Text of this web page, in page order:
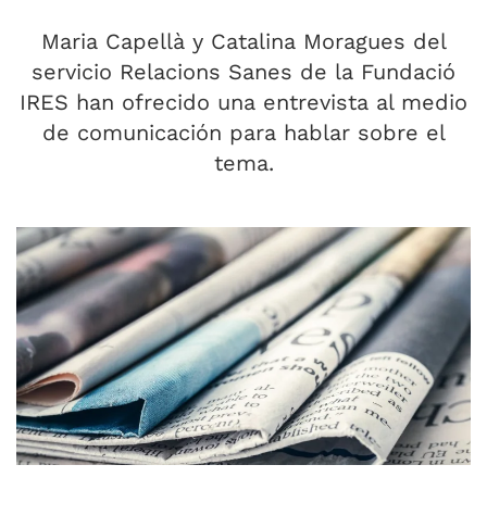
Maria Capellà y Catalina Moragues del
servicio Relacions Sanes de la Fundació
IRES han ofrecido una entrevista al medio
de comunicación para hablar sobre el
tema.